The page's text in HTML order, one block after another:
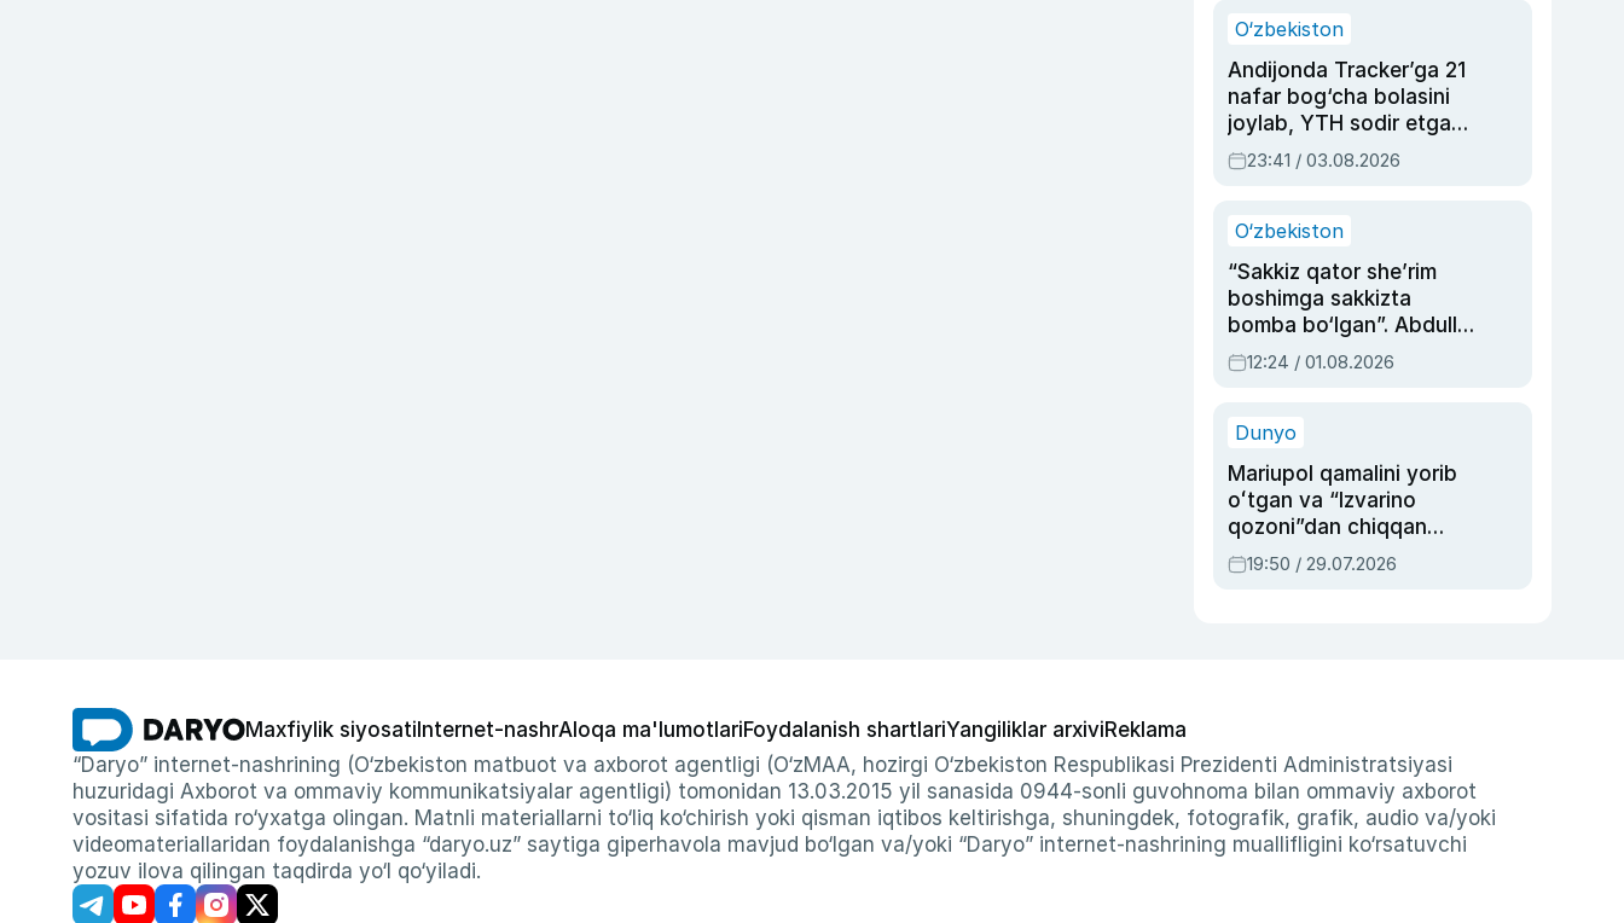
O‘zbekiston
Andijonda Tracker’ga 21
nafar bog‘cha bolasini
joylab, YTH sodir etgan
ayolga sud hukmi o‘qildi
23:41 / 03.08.2026
O‘zbekiston
“Sakkiz qator she’rim
boshimga sakkizta
bomba bo‘lgan”. Abdulla
Oripovni siyosiy
ayblovlardan asrab
12:24 / 01.08.2026
Dunyo
Mariupol qamalini yorib
oʻtgan va “Izvarino
qozoni”dan chiqqan
qahramon — Ukraina
armiyasi bosh
19:50 / 29.07.2026
Maxfiylik siyosati Internet-nashrAloqa ma'lumotlariFoydalanish shartlariYangiliklar arxiviReklama
“Daryo” internet-nashrining (O‘zbekiston matbuot va axborot agentligi (O‘zMAA, hozirgi O‘zbekiston Respublikasi Prezidenti Administratsiyasi
huzuridagi Axborot va ommaviy kommunikatsiyalar agentligi) tomonidan 13.03.2015 yil sanasida 0944-sonli guvohnoma bilan ommaviy axborot
vositasi sifatida ro‘yxatga olingan. Matnli materiallarni to‘liq ko‘chirish yoki qisman iqtibos keltirishga, shuningdek, fotografik, grafik, audio va/yoki
videomateriallaridan foydalanishga “daryo.uz” saytiga giperhavola mavjud bo‘lgan va/yoki “Daryo” internet-nashrining muallifligini ko‘rsatuvchi
yozuv ilova qilingan taqdirda yo‘l qo‘yiladi.